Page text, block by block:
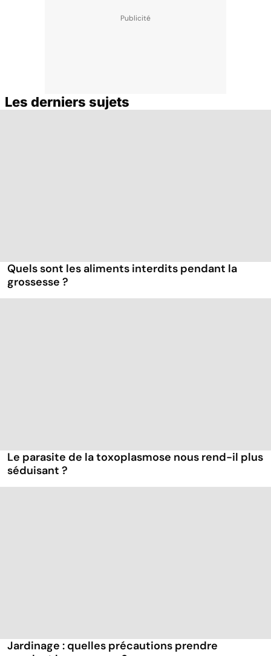
Les derniers sujets
Quels sont les aliments interdits pendant la
grossesse ?
Le parasite de la toxoplasmose nous rend-il plus
séduisant ?
Jardinage : quelles précautions prendre